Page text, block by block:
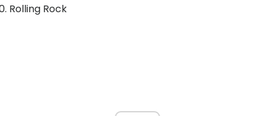
Rolling Rock